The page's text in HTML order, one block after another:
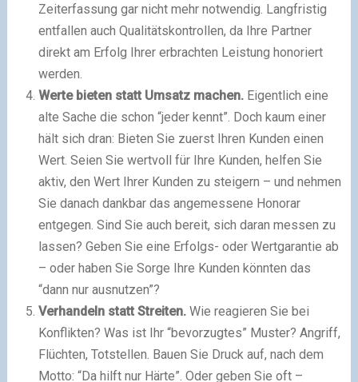
Zeiterfassung gar nicht mehr notwendig. Langfristig
entfallen auch Qualitätskontrollen, da Ihre Partner
direkt am Erfolg Ihrer erbrachten Leistung honoriert
werden.
Werte bieten statt Umsatz machen.Eigentlich eine
alte Sache die schon “jeder kennt”. Doch kaum einer
hält sich dran: Bieten Sie zuerst Ihren Kunden einen
Wert. Seien Sie wertvoll für Ihre Kunden, helfen Sie
aktiv, den Wert Ihrer Kunden zu steigern – und nehmen
Sie danach dankbar das angemessene Honorar
entgegen. Sind Sie auch bereit, sich daran messen zu
lassen? Geben Sie eine Erfolgs- oder Wertgarantie ab
– oder haben Sie Sorge Ihre Kunden könnten das
“dann nur ausnutzen”?
Verhandeln statt Streiten.Wie reagieren Sie bei
Konflikten? Was ist Ihr “bevorzugtes” Muster? Angriff,
Flüchten, Totstellen. Bauen Sie Druck auf, nach dem
Motto: “Da hilft nur Härte”. Oder geben Sie oft –